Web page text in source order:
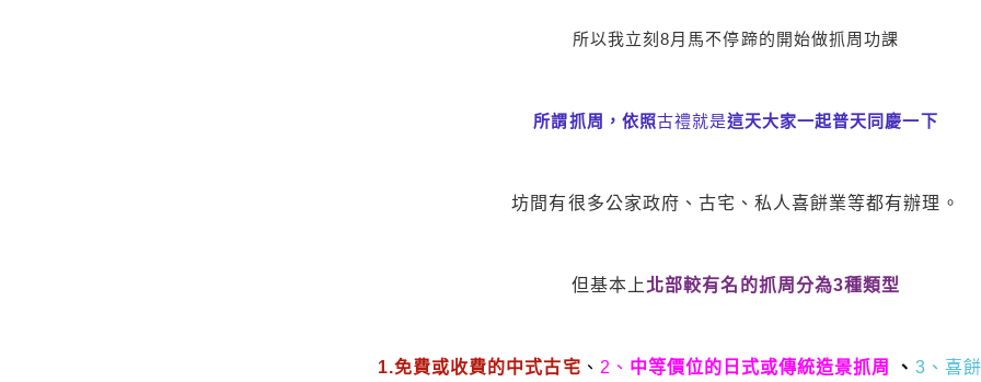
所以我立刻8月馬不停蹄的開始做抓周功課
所謂抓周， 依照古禮就是這天大家一起普天同慶一下
坊間有很多公家政府、古宅、私人喜餅業等都有辦理。
但基本上北部較有名的抓周分為3種類型
1.免費或收費的中式古宅 、 2、 中等價位的日式或傳統造景抓周 、 3、喜